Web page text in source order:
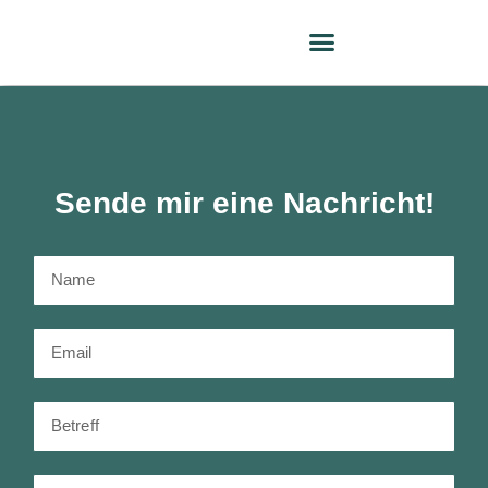
Sende mir eine Nachricht!